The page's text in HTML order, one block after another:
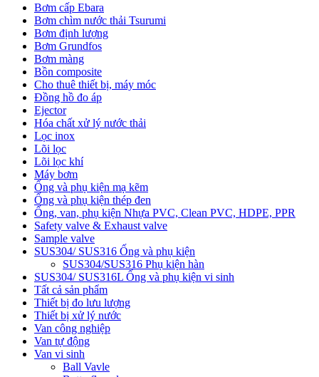
Bơm cấp Ebara
Bơm chìm nước thải Tsurumi
Bơm định lượng
Bơm Grundfos
Bơm màng
Bồn composite
Cho thuê thiết bị, máy móc
Đồng hồ đo áp
Ejector
Hóa chất xử lý nước thải
Lọc inox
Lõi lọc
Lõi lọc khí
Máy bơm
Ống và phụ kiện mạ kẽm
Ống và phụ kiện thép đen
Ống, van, phụ kiện Nhựa PVC, Clean PVC, HDPE, PPR
Safety valve & Exhaust valve
Sample valve
SUS304/ SUS316 Ống và phụ kiện
SUS304/SUS316 Phụ kiện hàn
SUS304/ SUS316L Ống và phụ kiện vi sinh
Tất cả sản phẩm
Thiết bị đo lưu lượng
Thiết bị xử lý nước
Van công nghiệp
Van tự động
Van vi sinh
Ball Vavle